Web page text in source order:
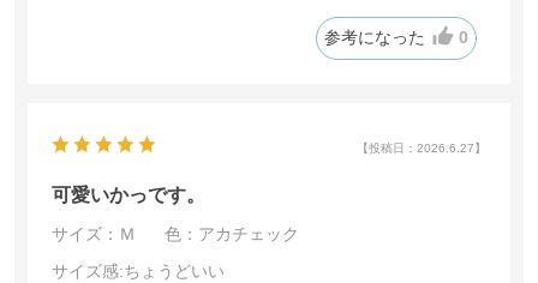
参考になった 0
【投稿日：2026.6.27】
可愛いかっです。
サイズ：Ｍ
色：アカチェック
サイズ感:ちょうどいい